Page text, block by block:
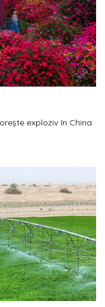
exploziv în China